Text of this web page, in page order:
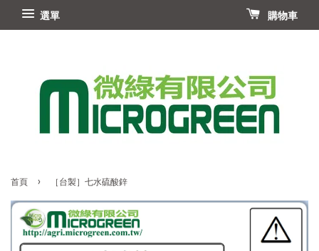
選單 購物車
首頁 › ［台製］七水硫酸鋅